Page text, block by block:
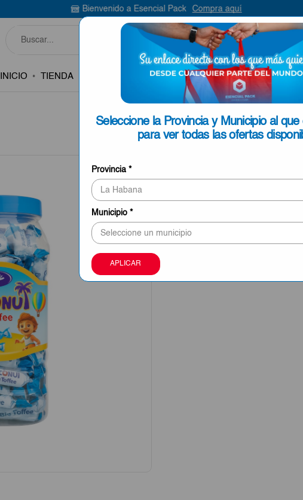
Seleccione la Provincia y Municipio al
para ver todas las ofertas
Provincia *
Municipio *
APLICAR
Bienvenido a Esencial Pack Compra aquí
SEARCH
INPUT
INICIO TIENDA
Caramelos De
€2,85
6 personas revisando este
Este producto puede ser
Mayabeque, La Habana,